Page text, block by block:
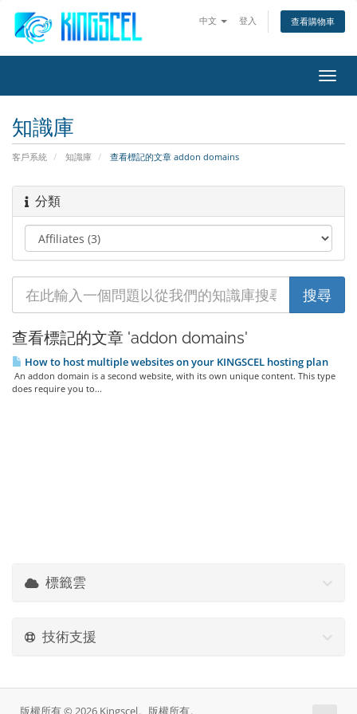
中文 登入 查看購物車
切
換
知識庫
客戶系統 知識庫 查看標記的文章 addon domains
分類
查看標記的文章 'addon domains'
How to host multiple websites on your KINGSCEL hosting plan
An addon domain is a second website, with its own unique content. This type
does require you to...
標籤雲
技術支援
版權所有 © 2026 Kingscel。版權所有。